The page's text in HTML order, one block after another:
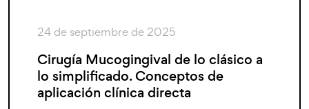
24 de septiembre de 2025
Cirugía Mucogingival de lo clásico a
lo simplificado. Conceptos de
aplicación clínica directa